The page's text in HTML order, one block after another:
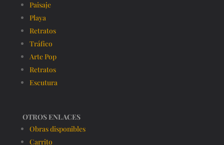
Paisaje
Playa
Retratos
Tráfico
Arte Pop
Retratos
Escutura
OTROS ENLACES
Obras disponibles
Carrito